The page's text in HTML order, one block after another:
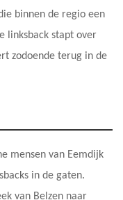
binnen de regio een
linksback stapt over
zodoende terug in de
mensen van Eemdijk
in de gaten.
van Belzen naar